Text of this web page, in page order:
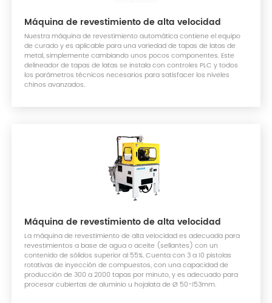
Máquina de revestimiento de alta velocidad
Nuestra máquina de revestimiento automática contiene el equipo
de curado y es aplicable para una variedad de tapas de latas de
metal, simplemente cambiando unos pocos componentes. Este
delineador de tapas de latas se instala con controles PLC y todos
los parámetros técnicos necesarios para satisfacer los niveles
chinos avanzados.
Máquina de revestimiento de alta velocidad
La máquina de revestimiento de alta velocidad es adecuada para
revestimientos a base de agua o aceite (sellantes) con un
contenido de sólidos superior al 55%. Cuenta con 3 a 10 pistolas
rotativas de inyección de compuestos, con una capacidad de
producción de 300 a 2000 tapas por minuto, y es adecuado para
procesar cubiertas de aluminio u hojalata de Ø 50-153mm.